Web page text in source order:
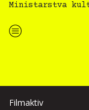
Ministarstva
“Koke svima — inkluzivna Film svima x Kino Mediteran projekcija u Ljetnom kinu Bačvice”
Filmaktiv